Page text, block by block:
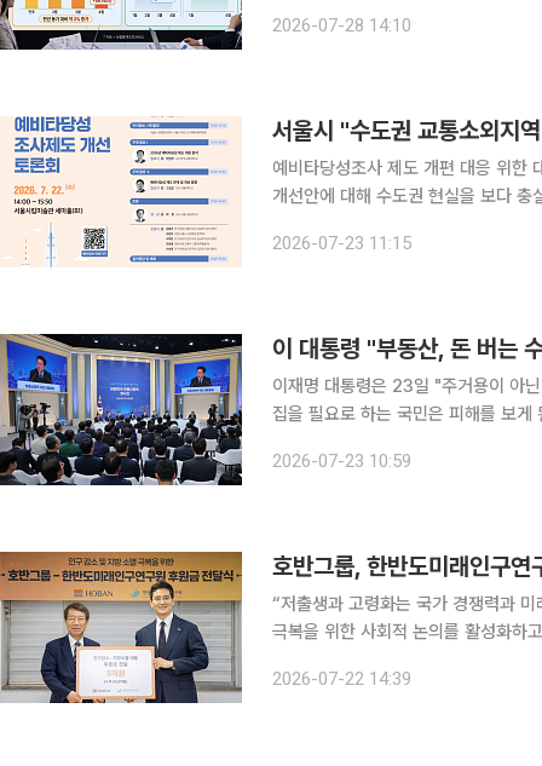
로운 보장 범위를 발굴하려는 손보사
2026-07-28 14:10
서울시 "수도권 교통소외지
예비타당성조사 제도 개편 대응 위한 대토론회 개최 5월 정부가 발표한
개선안에 대해 수도권 현실을 보다
2026-07-23 11:15
이재명 대통령은 23일 "주거용이 아
집을 필요로 하는 국민은 피해를 보
부동산이 돈을 버는 투자·투기 수단으
2026-07-23 10:59
호반그룹, 한반도미래인구
“저출생과 고령화는 국가 경쟁력과
극복을 위한 사회적 논의를 활성화하
조성을 위해 한반도미래인구연구원
2026-07-22 14:39